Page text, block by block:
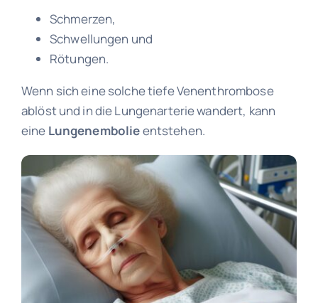
Schmerzen,
Schwellungen und
Rötungen.
Wenn sich eine solche tiefe Venenthrombose
ablöst und in die Lungenarterie wandert, kann
eine Lungenembolieentstehen.